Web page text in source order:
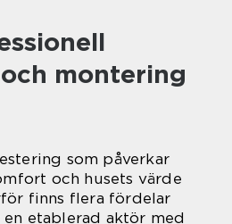
montering
som påverkar
och husets värde
finns flera fördelar
etablerad aktör med